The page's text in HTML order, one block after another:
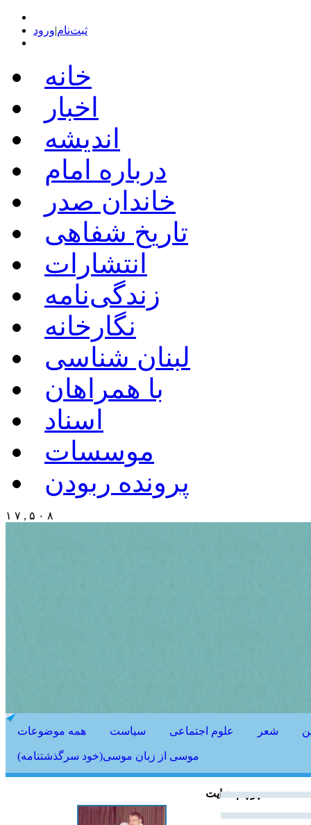
ثبت‌نام|ورود
خانه
اخبار
اندیشه
درباره امام
خاندان صدر
تاریخ شفاهی
انتشارات
زندگی‌نامه
نگارخانه
لبنان شناسی
با همراهان
اسناد
موسسات
پرونده ربودن
۱ ۷ , ۵ ۰ ۸
همه موضوعات سیاست علوم اجتماعی شعر
موسی از زبان موسی(خود سرگذشتنامه)
پرچم هدایت